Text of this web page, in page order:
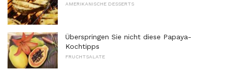
AMERIKANISCHE DESSERTS
Überspringen Sie nicht diese Papaya-
Kochtipps
FRUCHTSALATE